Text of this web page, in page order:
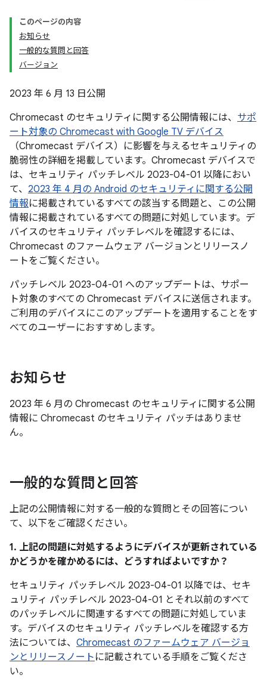
このページの内容
お知らせ
一般的な質問と回答
バージョン
2023 年 6 月 13 日公開
Chromecast のセキュリティに関する公開情報には、 サポ
ート対象の Chromecast with Google TV デバイス
（Chromecast デバイス）に影響を与えるセキュリティの
脆弱性の詳細を掲載しています。Chromecast デバイスで
は、セキュリティ パッチレベル 2023-04-01 以降におい
て、 2023 年 4 月の Android のセキュリティに関する公開
情報に掲載されているすべての該当する問題と、この公開
情報に掲載されているすべての問題に対処しています。デ
バイスのセキュリティ パッチレベルを確認するには、
Chromecast のファームウェア バージョンとリリースノ
ートをご覧ください。
パッチレベル 2023-04-01 へのアップデートは、サポー
ト対象のすべての Chromecast デバイスに送信されます。
ご利用のデバイスにこのアップデートを適用することをす
べてのユーザーにおすすめします。
お知らせ
2023 年 6 月の Chromecast のセキュリティに関する公開
情報に Chromecast のセキュリティ パッチはありませ
ん。
一般的な質問と回答
上記の公開情報に対する一般的な質問とその回答につい
て、以下をご確認ください。
1. 上記の問題に対処するようにデバイスが更新されている
かどうかを確かめるには、どうすればよいですか？
セキュリティ パッチレベル 2023-04-01 以降では、セキ
ュリティ パッチレベル 2023-04-01 とそれ以前のすべて
のパッチレベルに関連するすべての問題に対処していま
す。デバイスのセキュリティ パッチレベルを確認する方
法については、 Chromecast のファームウェア バージョ
ンとリリースノート に記載されている手順をご覧くださ
い。